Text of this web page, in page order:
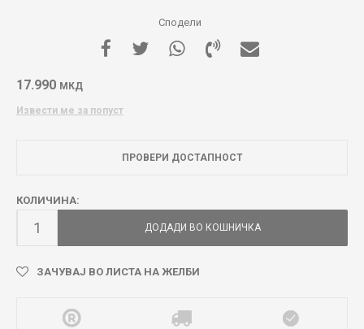
Сподели
17.990 МКД
Извести ме за попуст
ПРОВЕРИ ДОСТАПНОСТ
КОЛИЧИНА:
ДОДАДИ ВО КОШНИЧКА
ЗАЧУВАЈ ВО ЛИСТА НА ЖЕЛБИ